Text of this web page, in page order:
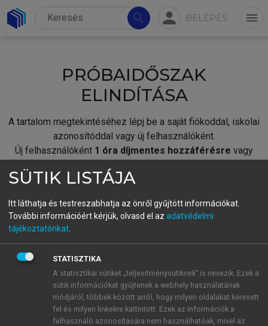
search person BELÉPÉS menu
PRÓBAIDŐSZAK
ELINDÍTÁSA
A tartalom megtekintéséhez lépj be a saját fiókoddal, iskolai
azonosítóddal vagy új felhasználóként.
Új felhasználóként 1 óra díjmentes hozzáférésre vagy
fiókoddal,vagy hozz létre új fiókot.
A regisztráció után apróbaidőszakautomatikusan
BELÉPÉS SAJÁT FIÓKKAL
ÚJ FIÓK LÉTREHOZÁSA
1 óra díjmentes hozzáférés
SÜTIK LISTÁJA
Itt láthatja és testreszabhatja az önről gyűjtött információkat.
További információért kérjük, olvasd el az adatvédelmi
tájékoztatónkat
STATISZTIKA
A statisztikai sütiket „teljesítménysütiknek” is nevezik. Ezek a
sütik információkat gyűjtenek a webhely használatának
módjáról, többek között arról, hogy milyen oldalakat keresett
fel és milyen linkekre kattintott. Ezek az információk a
felhasználó azonosítására nem használhatóak, mivel az